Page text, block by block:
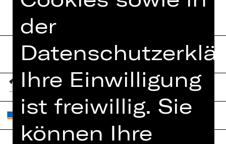
der
Ihre Einwilligung
ist freiwillig. Sie
können Ihre